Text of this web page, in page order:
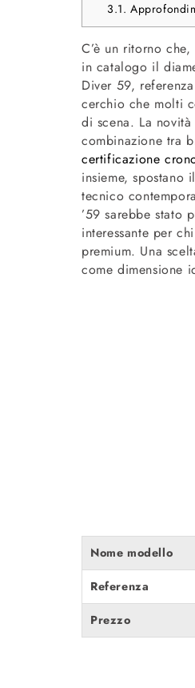
3.1.
C’è un ritorno
in catalogo il
Diver 59,
cerchio che molti
di scena. La
combinazione tra
certificazione
insieme,
tecnico
’59 sarebbe stato
interessante per
premium. Una
come dimensione
Nome modello
Referenza
Prezzo